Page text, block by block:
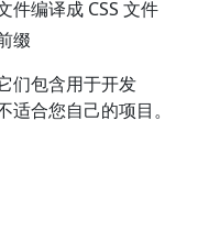
件编译成 CSS 文件
缀
们包含用于开发
合您自己的项目。